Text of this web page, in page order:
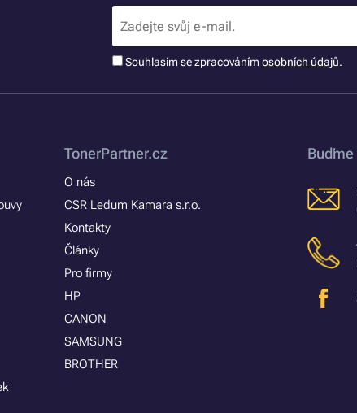
Souhlasím se zpracovánímosobních údajů.
TonerPartner.cz
O nás
CSR Ledum Kamara s.r.o.
Kontakty
Články
Pro firmy
HP
CANON
SAMSUNG
BROTHER